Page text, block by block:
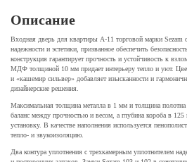
Описание
Входная дверь для квартиры А-11 торговой марки Sezam
надежности и эстетики, призванное обеспечить
конструкция гарантирует прочность и устойчивость к
МДФ толщиной 10 мм придает интерьеру тепло и уют.
и «кашемир сильвер» добавляет изысканности и
дизайнерские решения.
Максимальная толщина металла в 1 мм и толщина
баланс между прочностью и весом, а глубина короба в
установку. В качестве наполнения используется
тепло- и звукоизоляцию.
Два контура уплотнения с трехкамерным уплотнителем